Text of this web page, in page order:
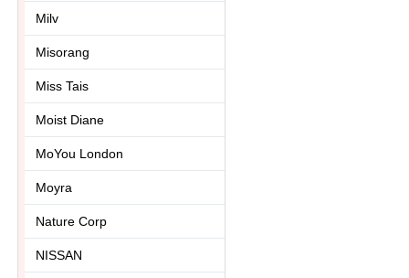
Milv
Misorang
Miss Tais
Moist Diane
MoYou London
Moyra
Nature Corp
NISSAN